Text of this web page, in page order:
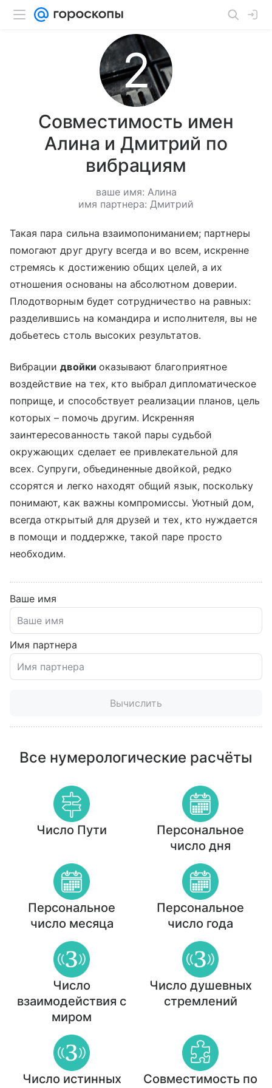
Совместимость имен
Алина и Дмитрий по
вибрациям
ваше имя: Алина
имя партнера: Дмитрий
Такая пара сильна взаимопониманием; партнеры
помогают друг другу всегда и во всем, искренне
стремясь к достижению общих целей, а их
отношения основаны на абсолютном доверии.
Плодотворным будет сотрудничество на равных:
разделившись на командира и исполнителя, вы не
добьетесь столь высоких результатов.
Вибрациидвойки оказывают благоприятное
воздействие на тех, кто выбрал дипломатическое
поприще, и способствует реализации планов, цель
которых – помочь другим. Искренняя
заинтересованность такой пары судьбой
окружающих сделает ее привлекательной для
всех. Супруги, объединенные двойкой, редко
ссорятся и легко находят общий язык, поскольку
понимают, как важны компромиссы. Уютный дом,
всегда открытый для друзей и тех, кто нуждается
в помощи и поддержке, такой паре просто
необходим.
Ваше имя
Имя партнера
Вычислить
Все нумерологические расчёты
Число Пути
Персональное
число дня
Персональное
число месяца
Персональное
число года
Число
взаимодействия с
миром
Число душевных
стремлений
Число истинных
Совместимость по